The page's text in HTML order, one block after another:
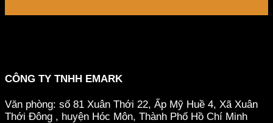
CÔNG TY TNHH EMARK
Văn phòng: số 81 Xuân Thới 22, Ấp Mỹ Huề 4, Xã Xuân
Thới Đông , huyện Hóc Môn, Thành Phố Hồ Chí Minh